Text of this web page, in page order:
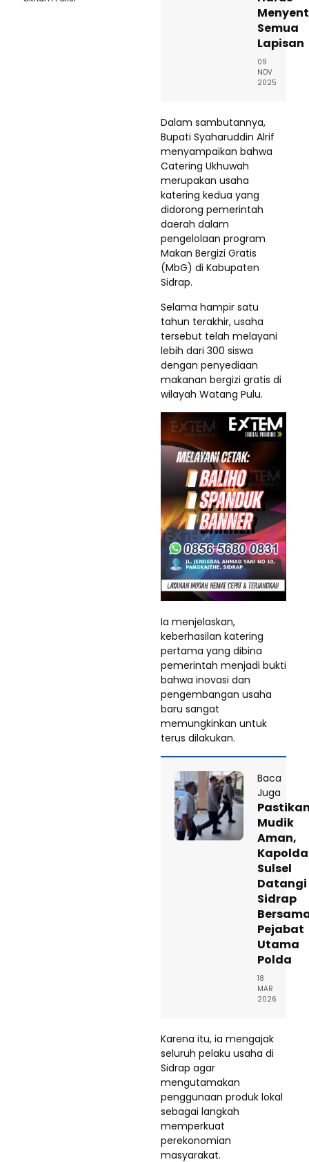
Semua
Lapisan
09
NOV
2025
Dalam sambutannya,
Bupati Syaharuddin Alrif
menyampaikan bahwa
Catering Ukhuwah
merupakan usaha
katering kedua yang
didorong pemerintah
daerah dalam
pengelolaan program
Makan Bergizi Gratis
(MbG) di Kabupaten
Sidrap.
Selama hampir satu
tahun terakhir, usaha
tersebut telah melayani
lebih dari 300 siswa
dengan penyediaan
makanan bergizi gratis di
wilayah Watang Pulu.
Ia menjelaskan,
keberhasilan katering
pertama yang dibina
pemerintah menjadi bukti
bahwa inovasi dan
pengembangan usaha
baru sangat
memungkinkan untuk
terus dilakukan.
Baca
Juga
Mudik
Aman,
Kapolda
Sulsel
Datangi
Sidrap
Pejabat
Utama
Polda
18
MAR
2026
Karena itu, ia mengajak
seluruh pelaku usaha di
Sidrap agar
mengutamakan
penggunaan produk lokal
sebagai langkah
memperkuat
perekonomian
masyarakat.